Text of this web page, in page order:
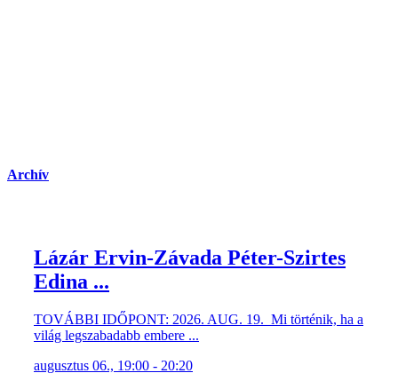
Archív
Lázár Ervin-Závada Péter-Szirtes
Edina ...
TOVÁBBI IDŐPONT: 2026. AUG. 19. Mi történik, ha a
világ legszabadabb embere ...
augusztus 06., 19:00 - 20:20